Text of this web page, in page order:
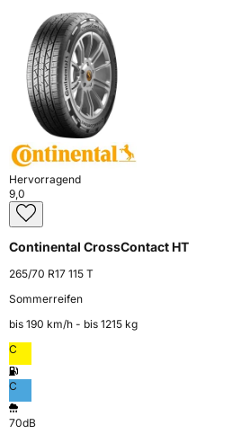
Hervorragend
9,0
Continental CrossContact HT
265/70 R17 115 T
Sommerreifen
bis 190 km⁠/⁠h - bis 1215 kg
C
C
70dB